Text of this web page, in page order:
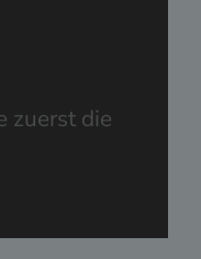
zuerst die